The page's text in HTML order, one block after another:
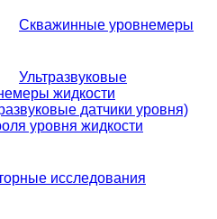
Скважинные уровнемеры
Ультразвуковые
жидкости
датчики уровня)
уровня жидкости
исследования